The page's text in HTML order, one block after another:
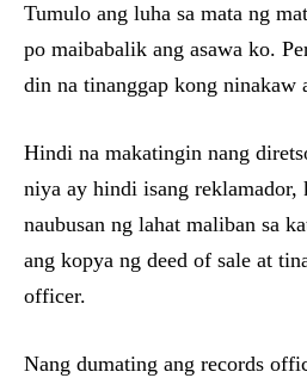
Tumulo ang luha sa mata ng
po maibabalik ang asawa ko.
din na tinanggap kong ninakaw
Hindi na makatingin nang
niya ay hindi isang reklamador,
naubusan ng lahat maliban sa
ang kopya ng deed of sale at
officer.
Nang dumating ang records